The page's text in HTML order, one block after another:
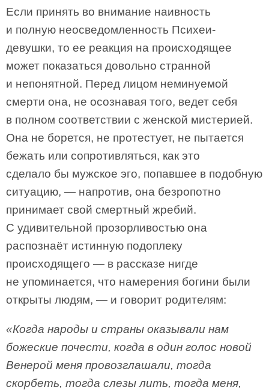
Если принять во внимание наивность
и полную неосведомленность Психеи-
девушки, то ее реакция на происходящее
может показаться довольно странной
и непонятной. Перед лицом неминуемой
смерти она, не осознавая того, ведет себя
в полном соответствии с женской мистерией.
Она не борется, не протестует, не пытается
бежать или сопротивляться, как это
сделало бы мужское эго, попавшее в подобную
ситуацию, — напротив, она безропотно
принимает свой смертный жребий.
С удивительной прозорливостью она
распознаёт истинную подоплеку
происходящего — в рассказе нигде
не упоминается, что намерения богини были
открыты людям, — и говорит родителям:
«Когда народы и страны оказывали нам
божеские почести, когда в один голос новой
Венерой меня провозглашали, тогда
скорбеть, тогда слезы лить, тогда меня,